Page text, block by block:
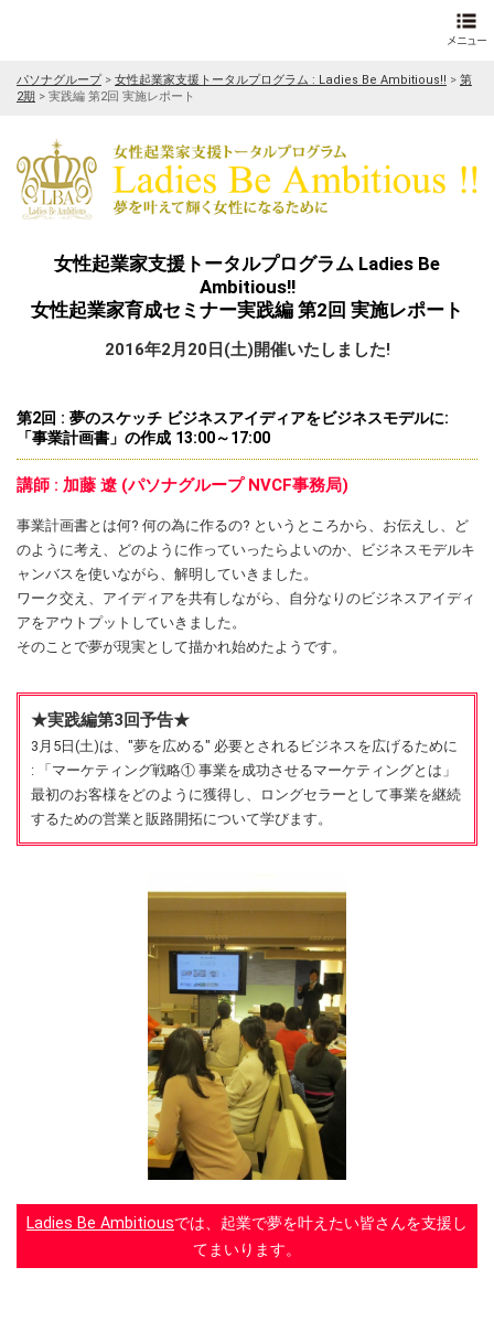
パソナグループ> 女性起業家支援トータルプログラム : Ladies Be Ambitious!! > 第
2期 > 実践編 第2回 実施レポート
女性起業家支援トータルプログラム Ladies Be
Ambitious!!
女性起業家育成セミナー実践編 第2回 実施レポート
2016年2月20日(土)開催いたしました!
第2回 : 夢のスケッチ ビジネスアイディアをビジネスモデルに:
「事業計画書」の作成 13:00～17:00
講師 : 加藤 遼 (パソナグループ NVCF事務局)
事業計画書とは何? 何の為に作るの? というところから、お伝えし、ど
のように考え、どのように作っていったらよいのか、ビジネスモデルキ
ャンバスを使いながら、解明していきました。
ワーク交え、アイディアを共有しながら、自分なりのビジネスアイディ
アをアウトプットしていきました。
そのことで夢が現実として描かれ始めたようです。
★実践編第3回予告★
3月5日(土)は、"夢を広める" 必要とされるビジネスを広げるために
: 「マーケティング戦略① 事業を成功させるマーケティングとは」
最初のお客様をどのように獲得し、ロングセラーとして事業を継続
するための営業と販路開拓について学びます。
Ladies Be Ambitiousでは、起業で夢を叶えたい皆さんを支援し
てまいります。